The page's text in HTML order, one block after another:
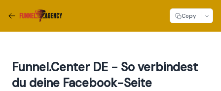
Copy
Funnel.Center DE - So verbindest
du deine Facebook-Seite